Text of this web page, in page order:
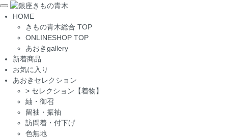
Toggle
navigation
HOME
きもの青木総合 TOP
ONLINESHOP TOP
あおきgallery
新着商品
お気に入り
あおきセレクション
> セレクション【着物】
紬・御召
留袖・振袖
訪問着・付下げ
色無地